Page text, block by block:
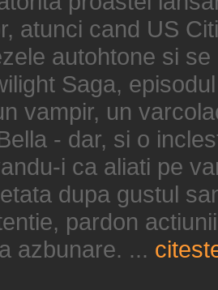
atunci cand US
autohtone si
Saga,
vampir, un
- dar, si o
i ca aliati pe
dupa gustul
pardon
azbunare. ...